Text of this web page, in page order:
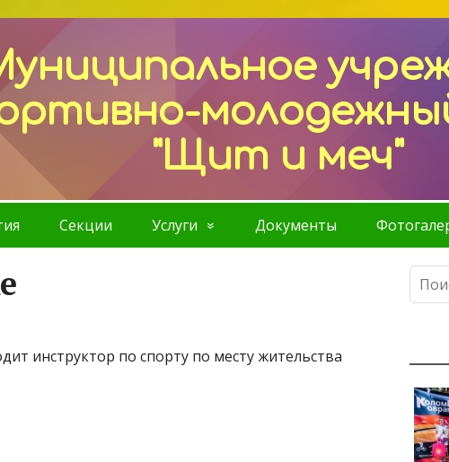
"Щит и меч"
Секции Услуги Документы
инструктор по спорту по месту жительства